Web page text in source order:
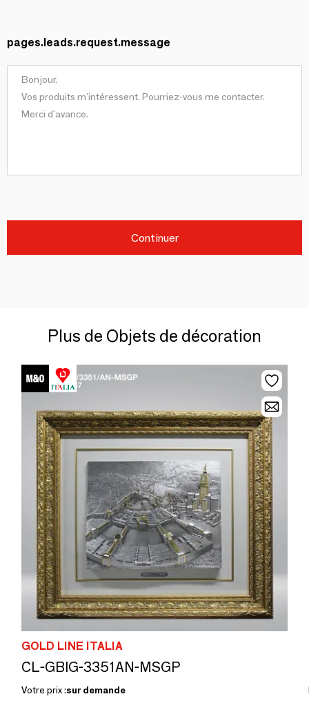
pages.leads.request.message
Continuer
Plus de Objets de décoration
GOLD LINE ITALIA
CL-GBIG-3351AN-MSGP
Votre prix :sur demande